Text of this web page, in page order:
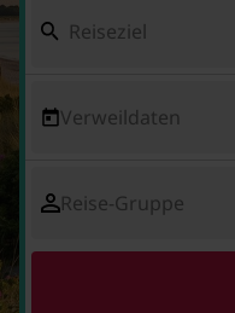
Verweildaten
Reise-Gruppe